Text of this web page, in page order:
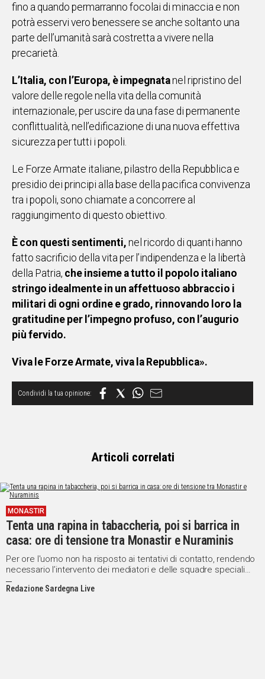
fino a quando permarranno focolai di minaccia e non
potrà esservi vero benessere se anche soltanto una
parte dell’umanità sarà costretta a vivere nella
precarietà.
L’Italia, con l’Europa, è impegnata nel ripristino del
valore delle regole nella vita della comunità
internazionale, per uscire da una fase di permanente
conflittualità, nell’edificazione di una nuova effettiva
sicurezza per tutti i popoli.
Le Forze Armate italiane, pilastro della Repubblica e
presidio dei principi alla base della pacifica convivenza
tra i popoli, sono chiamate a concorrere al
raggiungimento di questo obiettivo.
È con questi sentimenti, nel ricordo di quanti hanno
fatto sacrificio della vita per l’indipendenza e la libertà
della Patria, che insieme a tutto il popolo italiano
stringo idealmente in un affettuoso abbraccio i
militari di ogni ordine e grado, rinnovando loro la
gratitudine per l’impegno profuso, con l’augurio
più fervido.
Viva le Forze Armate, viva la Repubblica».
Articoli correlati
MONASTIR
Tenta una rapina in tabaccheria, poi si barrica in
casa: ore di tensione tra Monastir e Nuraminis
Per ore l'uomo non ha risposto ai tentativi di contatto, rendendo
necessario l’intervento dei mediatori e delle squadre speciali
dell’Arma
Redazione Sardegna Live